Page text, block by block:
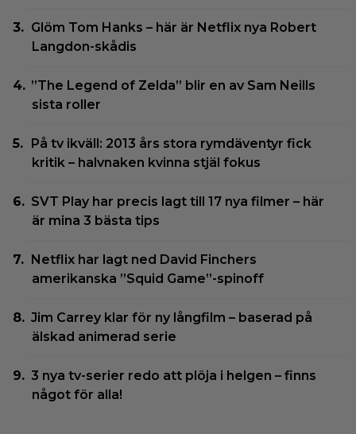
Glöm Tom Hanks – här är Netflix nya Robert
Langdon-skådis
”The Legend of Zelda” blir en av Sam Neills
sista roller
På tv ikväll: 2013 års stora rymdäventyr fick
kritik – halvnaken kvinna stjäl fokus
SVT Play har precis lagt till 17 nya filmer – här
är mina 3 bästa tips
Netflix har lagt ned David Finchers
amerikanska ”Squid Game”-spinoff
Jim Carrey klar för ny långfilm – baserad på
älskad animerad serie
3 nya tv-serier redo att plöja i helgen – finns
något för alla!